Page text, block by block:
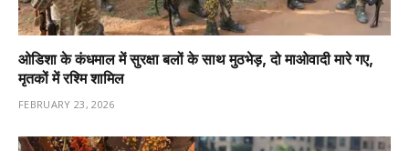
ओडिशा के कंधमाल में सुरक्षा बलों के साथ मुठभेड़, दो माओवादी मारे गए,
मृतकों में रश्मि शामिल
FEBRUARY 23, 2026